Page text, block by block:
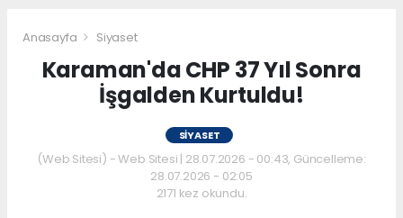
Anasayfa Siyaset
Karaman'da CHP 37 Yıl Sonra
İşgalden Kurtuldu!
SIYASET
(Web Sitesi) - Web Sitesi | 28.07.2026 - 00:43, Güncelleme:
28.07.2026 - 02:05
2171 kez okundu.